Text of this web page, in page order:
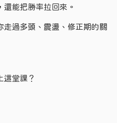
能把勝率拉回來。
走過多頭、震盪、修正期的關
這堂課？